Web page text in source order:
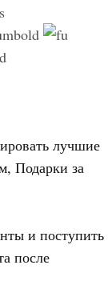
лучшие
Подарки за
и поступить
после